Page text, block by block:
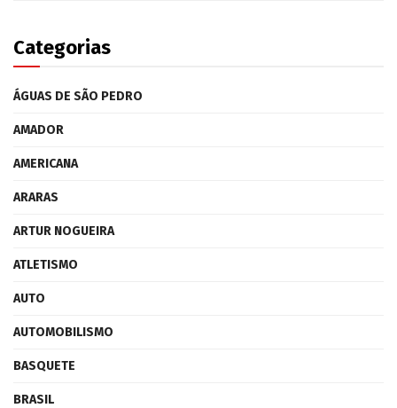
Categorias
ÁGUAS DE SÃO PEDRO
AMADOR
AMERICANA
ARARAS
ARTUR NOGUEIRA
ATLETISMO
AUTO
AUTOMOBILISMO
BASQUETE
BRASIL